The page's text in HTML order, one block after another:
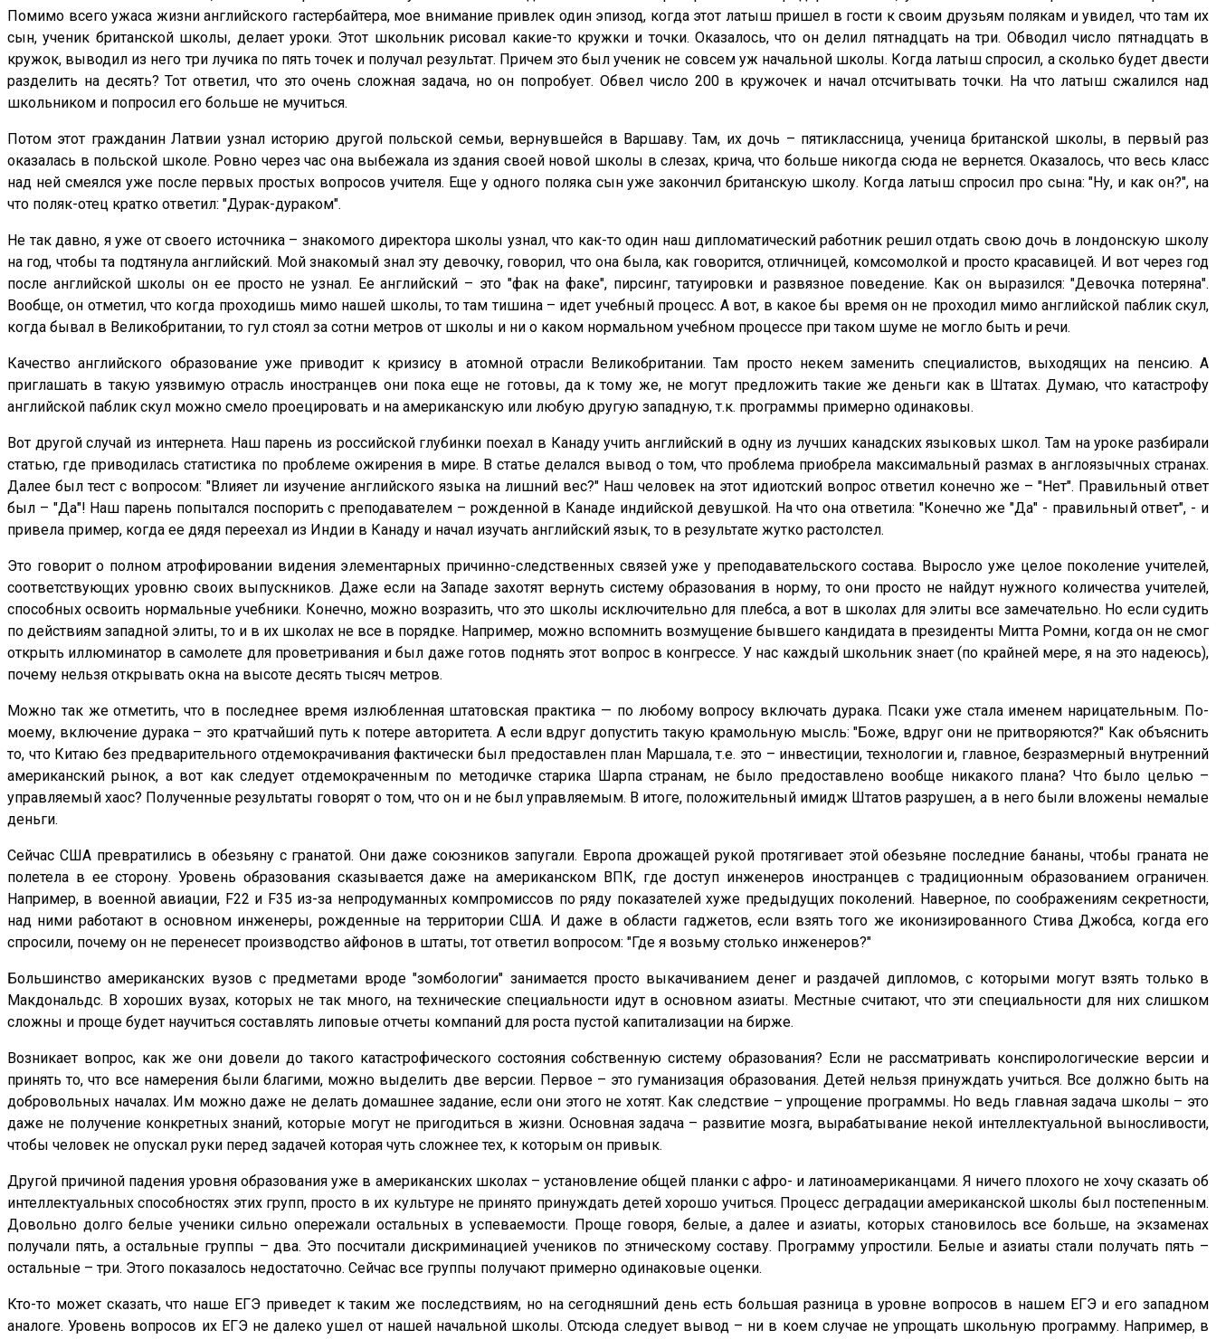
Помимо всего ужаса жизни английского гастербайтера, мое внимание привлек один эпизод, когда этот латыш пришел в гости к своим друзьям полякам и увидел, что там их
сын, ученик британской школы, делает уроки. Этот школьник рисовал какие-то кружки и точки. Оказалось, что он делил пятнадцать на три. Обводил число пятнадцать в
кружок, выводил из него три лучика по пять точек и получал результат. Причем это был ученик не совсем уж начальной школы. Когда латыш спросил, а сколько будет двести
разделить на десять? Тот ответил, что это очень сложная задача, но он попробует. Обвел число 200 в кружочек и начал отсчитывать точки. На что латыш сжалился над
школьником и попросил его больше не мучиться.
Потом этот гражданин Латвии узнал историю другой польской семьи, вернувшейся в Варшаву. Там, их дочь – пятиклассница, ученица британской школы, в первый раз
оказалась в польской школе. Ровно через час она выбежала из здания своей новой школы в слезах, крича, что больше никогда сюда не вернется. Оказалось, что весь класс
над ней смеялся уже после первых простых вопросов учителя. Еще у одного поляка сын уже закончил британскую школу. Когда латыш спросил про сына: "Ну, и как он?", на
что поляк-отец кратко ответил: "Дурак-дураком".
Не так давно, я уже от своего источника – знакомого директора школы узнал, что как-то один наш дипломатический работник решил отдать свою дочь в лондонскую школу
на год, чтобы та подтянула английский. Мой знакомый знал эту девочку, говорил, что она была, как говорится, отличницей, комсомолкой и просто красавицей. И вот через год
после английской школы он ее просто не узнал. Ее английский – это "фак на факе", пирсинг, татуировки и развязное поведение. Как он выразился: "Девочка потеряна".
Вообще, он отметил, что когда проходишь мимо нашей школы, то там тишина – идет учебный процесс. А вот, в какое бы время он не проходил мимо английской паблик скул,
когда бывал в Великобритании, то гул стоял за сотни метров от школы и ни о каком нормальном учебном процессе при таком шуме не могло быть и речи.
Качество английского образование уже приводит к кризису в атомной отрасли Великобритании. Там просто некем заменить специалистов, выходящих на пенсию. А
приглашать в такую уязвимую отрасль иностранцев они пока еще не готовы, да к тому же, не могут предложить такие же деньги как в Штатах. Думаю, что катастрофу
английской паблик скул можно смело проецировать и на американскую или любую другую западную, т.к. программы примерно одинаковы.
Вот другой случай из интернета. Наш парень из российской глубинки поехал в Канаду учить английский в одну из лучших канадских языковых школ. Там на уроке разбирали
статью, где приводилась статистика по проблеме ожирения в мире. В статье делался вывод о том, что проблема приобрела максимальный размах в англоязычных странах.
Далее был тест с вопросом: "Влияет ли изучение английского языка на лишний вес?" Наш человек на этот идиотский вопрос ответил конечно же – "Нет". Правильный ответ
был – "Да"! Наш парень попытался поспорить с преподавателем – рожденной в Канаде индийской девушкой. На что она ответила: "Конечно же "Да" - правильный ответ", - и
привела пример, когда ее дядя переехал из Индии в Канаду и начал изучать английский язык, то в результате жутко растолстел.
Это говорит о полном атрофировании видения элементарных причинно-следственных связей уже у преподавательского состава. Выросло уже целое поколение учителей,
соответствующих уровню своих выпускников. Даже если на Западе захотят вернуть систему образования в норму, то они просто не найдут нужного количества учителей,
способных освоить нормальные учебники. Конечно, можно возразить, что это школы исключительно для плебса, а вот в школах для элиты все замечательно. Но если судить
по действиям западной элиты, то и в их школах не все в порядке. Например, можно вспомнить возмущение бывшего кандидата в президенты Митта Ромни, когда он не смог
открыть иллюминатор в самолете для проветривания и был даже готов поднять этот вопрос в конгрессе. У нас каждый школьник знает (по крайней мере, я на это надеюсь),
почему нельзя открывать окна на высоте десять тысяч метров.
Можно так же отметить, что в последнее время излюбленная штатовская практика — по любому вопросу включать дурака. Псаки уже стала именем нарицательным. По-
моему, включение дурака – это кратчайший путь к потере авторитета. А если вдруг допустить такую крамольную мысль: "Боже, вдруг они не притворяются?" Как объяснить
то, что Китаю без предварительного отдемокрачивания фактически был предоставлен план Маршала, т.е. это – инвестиции, технологии и, главное, безразмерный внутренний
американский рынок, а вот как следует отдемокраченным по методичке старика Шарпа странам, не было предоставлено вообще никакого плана? Что было целью –
управляемый хаос? Полученные результаты говорят о том, что он и не был управляемым. В итоге, положительный имидж Штатов разрушен, а в него были вложены немалые
деньги.
Сейчас США превратились в обезьяну с гранатой. Они даже союзников запугали. Европа дрожащей рукой протягивает этой обезьяне последние бананы, чтобы граната не
полетела в ее сторону. Уровень образования сказывается даже на американском ВПК, где доступ инженеров иностранцев с традиционным образованием ограничен.
Например, в военной авиации, F22 и F35 из-за непродуманных компромиссов по ряду показателей хуже предыдущих поколений. Наверное, по соображениям секретности,
над ними работают в основном инженеры, рожденные на территории США. И даже в области гаджетов, если взять того же иконизированного Стива Джобса, когда его
спросили, почему он не перенесет производство айфонов в штаты, тот ответил вопросом: "Где я возьму столько инженеров?"
Большинство американских вузов с предметами вроде "зомбологии" занимается просто выкачиванием денег и раздачей дипломов, с которыми могут взять только в
Макдональдс. В хороших вузах, которых не так много, на технические специальности идут в основном азиаты. Местные считают, что эти специальности для них слишком
сложны и проще будет научиться составлять липовые отчеты компаний для роста пустой капитализации на бирже.
Возникает вопрос, как же они довели до такого катастрофического состояния собственную систему образования? Если не рассматривать конспирологические версии и
принять то, что все намерения были благими, можно выделить две версии. Первое – это гуманизация образования. Детей нельзя принуждать учиться. Все должно быть на
добровольных началах. Им можно даже не делать домашнее задание, если они этого не хотят. Как следствие – упрощение программы. Но ведь главная задача школы – это
даже не получение конкретных знаний, которые могут не пригодиться в жизни. Основная задача – развитие мозга, вырабатывание некой интеллектуальной выносливости,
чтобы человек не опускал руки перед задачей которая чуть сложнее тех, к которым он привык.
Другой причиной падения уровня образования уже в американских школах – установление общей планки с афро- и латиноамериканцами. Я ничего плохого не хочу сказать об
интеллектуальных способностях этих групп, просто в их культуре не принято принуждать детей хорошо учиться. Процесс деградации американской школы был постепенным.
Довольно долго белые ученики сильно опережали остальных в успеваемости. Проще говоря, белые, а далее и азиаты, которых становилось все больше, на экзаменах
получали пять, а остальные группы – два. Это посчитали дискриминацией учеников по этническому составу. Программу упростили. Белые и азиаты стали получать пять –
остальные – три. Этого показалось недостаточно. Сейчас все группы получают примерно одинаковые оценки.
Кто-то может сказать, что наше ЕГЭ приведет к таким же последствиям, но на сегодняшний день есть большая разница в уровне вопросов в нашем ЕГЭ и его западном
аналоге. Уровень вопросов их ЕГЭ не далеко ушел от нашей начальной школы. Отсюда следует вывод – ни в коем случае не упрощать школьную программу. Например, в